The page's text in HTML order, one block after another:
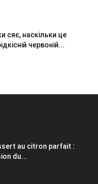
сяє, наскільки це
червоній...
au citron parfait :
du...